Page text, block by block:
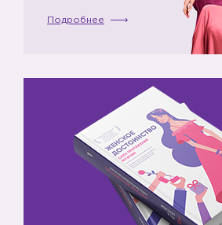
Подробнее